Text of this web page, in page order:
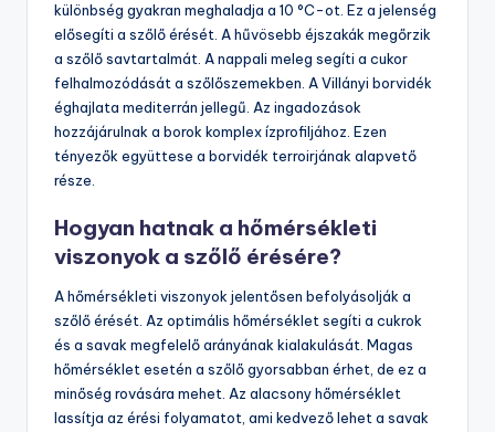
különbség gyakran meghaladja a 10 °C-ot. Ez a jelenség
elősegíti a szőlő érését. A hűvösebb éjszakák megőrzik
a szőlő savtartalmát. A nappali meleg segíti a cukor
felhalmozódását a szőlőszemekben. A Villányi borvidék
éghajlata mediterrán jellegű. Az ingadozások
hozzájárulnak a borok komplex ízprofiljához. Ezen
tényezők együttese a borvidék terroirjának alapvető
része.
Hogyan hatnak a hőmérsékleti
viszonyok a szőlő érésére?
A hőmérsékleti viszonyok jelentősen befolyásolják a
szőlő érését. Az optimális hőmérséklet segíti a cukrok
és a savak megfelelő arányának kialakulását. Magas
hőmérséklet esetén a szőlő gyorsabban érhet, de ez a
minőség rovására mehet. Az alacsony hőmérséklet
lassítja az érési folyamatot, ami kedvező lehet a savak